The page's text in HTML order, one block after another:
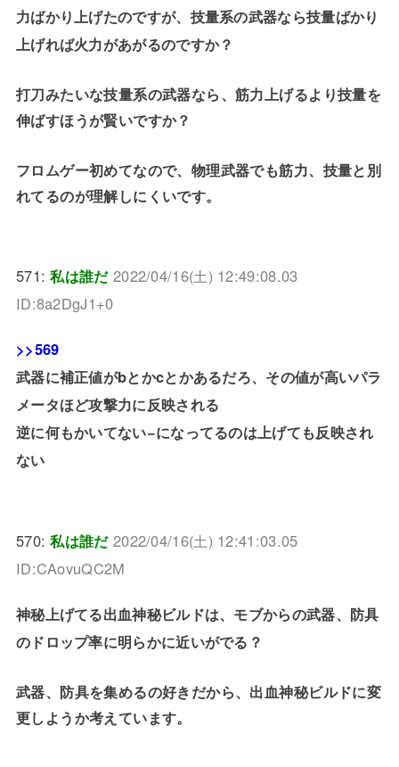
力ばかり上げたのですが、技量系の武器なら技量ばかり
上げれば火力があがるのですか？
打刀みたいな技量系の武器なら、筋力上げるより技量を
伸ばすほうが賢いですか？
フロムゲー初めてなので、物理武器でも筋力、技量と別
れてるのが理解しにくいです。
571:私は誰だ 2022/04/16(土) 12:49:08.03
ID:8a2DgJ1+0
>>569
武器に補正値がbとかcとかあるだろ、その値が高いパラ
メータほど攻撃力に反映される
逆に何もかいてない−になってるのは上げても反映され
ない
570:私は誰だ 2022/04/16(土) 12:41:03.05
ID:CAovuQC2M
神秘上げてる出血神秘ビルドは、モブからの武器、防具
のドロップ率に明らかに近いがでる？
武器、防具を集めるの好きだから、出血神秘ビルドに変
更しようか考えています。